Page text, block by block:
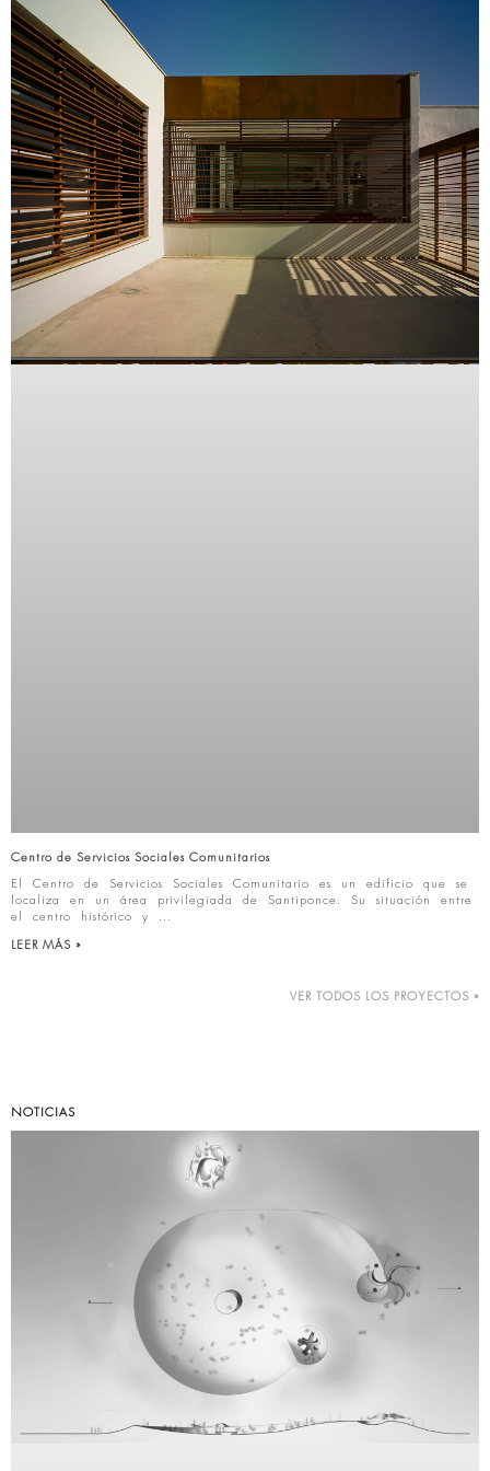
Centro de Servicios Sociales Comunitarios
El Centro de Servicios Sociales Comunitario es un edificio que se
localiza en un área privilegiada de Santiponce. Su situación entre
el centro histórico y
LEER MÁS »
VER TODOS LOS PROYECTOS »
NOTICIAS